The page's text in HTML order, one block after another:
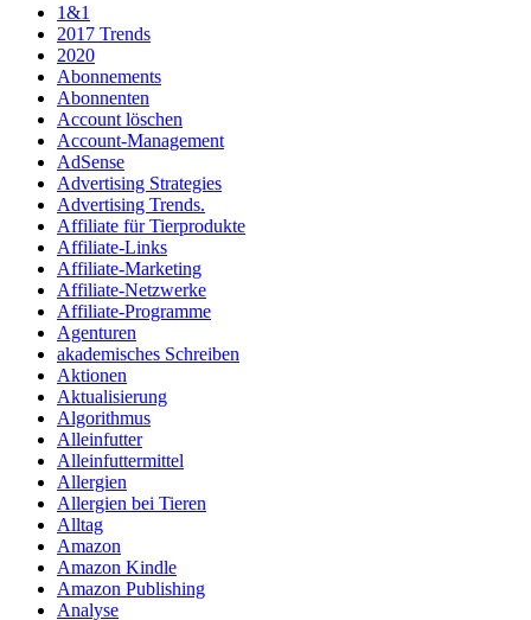
1&1
2017 Trends
2020
Abonnements
Abonnenten
Account löschen
Account-Management
AdSense
Advertising Strategies
Advertising Trends.
Affiliate für Tierprodukte
Affiliate-Links
Affiliate-Marketing
Affiliate-Netzwerke
Affiliate-Programme
Agenturen
akademisches Schreiben
Aktionen
Aktualisierung
Algorithmus
Alleinfutter
Alleinfuttermittel
Allergien
Allergien bei Tieren
Alltag
Amazon
Amazon Kindle
Amazon Publishing
Analyse